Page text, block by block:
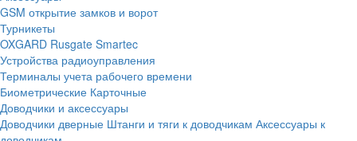
GSM открытие замков и ворот
Турникеты
OXGARD Rusgate Smartec
Устройства радиоуправления
Терминалы учета рабочего времени
Биометрические Карточные
Доводчики и аксессуары
Доводчики дверные Штанги и тяги к доводчикам Аксессуары к